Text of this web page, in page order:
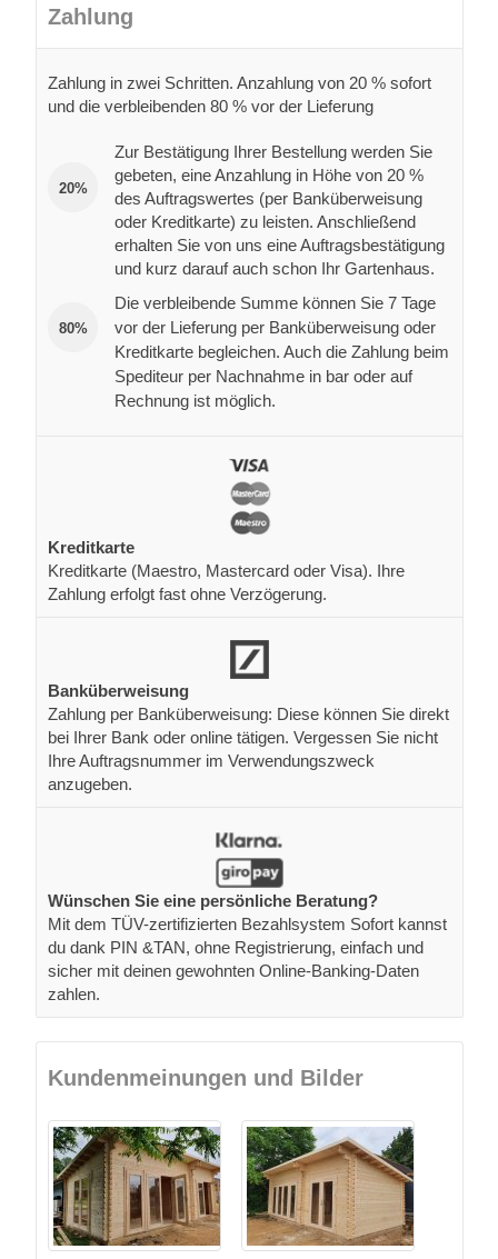
Zahlung
Zahlung in zwei Schritten. Anzahlung von 20 % sofort
und die verbleibenden 80 % vor der Lieferung
20%
Zur Bestätigung Ihrer Bestellung werden Sie
gebeten, eine Anzahlung in Höhe von 20 %
des Auftragswertes (per Banküberweisung
oder Kreditkarte) zu leisten. Anschließend
erhalten Sie von uns eine Auftragsbestätigung
und kurz darauf auch schon Ihr Gartenhaus.
80%
Die verbleibende Summe können Sie 7 Tage
vor der Lieferung per Banküberweisung oder
Kreditkarte begleichen. Auch die Zahlung beim
Spediteur per Nachnahme in bar oder auf
Rechnung ist möglich.
Kreditkarte
Kreditkarte (Maestro, Mastercard oder Visa). Ihre
Zahlung erfolgt fast ohne Verzögerung.
Banküberweisung
Zahlung per Banküberweisung: Diese können Sie direkt
bei Ihrer Bank oder online tätigen. Vergessen Sie nicht
Ihre Auftragsnummer im Verwendungszweck
anzugeben.
Wünschen Sie eine persönliche Beratung?
Mit dem TÜV-zertifizierten Bezahlsystem Sofort kannst
du dank PIN &TAN, ohne Registrierung, einfach und
sicher mit deinen gewohnten Online-Banking-Daten
zahlen.
Kundenmeinungen und Bilder